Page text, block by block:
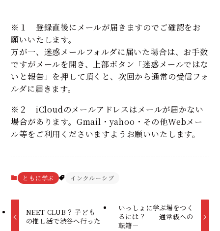
※１ 登録直後にメールが届きますのでご確認をお
願いいたします。
万が一、迷惑メールフォルダに届いた場合は、お手数
ですがメールを開き、上部ボタン「迷惑メールではな
いと報告」を押して頂くと、次回から通常の受信フォ
ルダに届きます。
※２ iCloudのメールアドレスはメールが届かない
場合があります。Gmail・yahoo・その他Webメー
ル等をご利用くださいますようお願いいたします。
ともに学ぶ インクルーシブ
NEET CLUB？ 子ども
の推し活で渋谷へ行った
いっしょに学ぶ場をつく
るには？ －通常級への
転籍－